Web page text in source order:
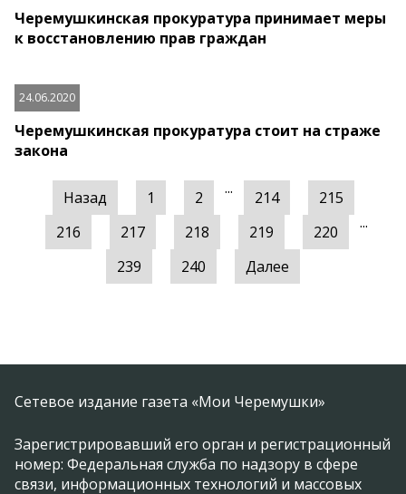
Черемушкинская прокуратура принимает меры
к восстановлению прав граждан
24.06.2020
Черемушкинская прокуратура стоит на страже
закона
Назад 1 2 ... 214
215
216
217 218 219 220 ...
239 240 Далее
Сетевое издание газета «Мои Черемушки»
Зарегистрировавший его орган и регистрационный
номер: Федеральная служба по надзору в сфере
связи, информационных технологий и массовых